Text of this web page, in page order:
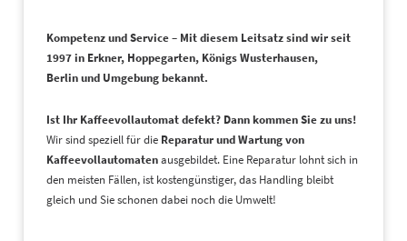
Kompetenz und Service – Mit diesem Leitsatz sind wir seit
1997 in Erkner, Hoppegarten, Königs Wusterhausen,
Berlin und Umgebung bekannt.
Ist Ihr Kaffeevollautomat defekt? Dann kommen Sie zu uns!
Wir sind speziell für die Reparatur und Wartung von
Kaffeevollautomatenausgebildet. Eine Reparatur lohnt sich in
den meisten Fällen, ist kostengünstiger, das Handling bleibt
gleich und Sie schonen dabei noch die Umwelt!